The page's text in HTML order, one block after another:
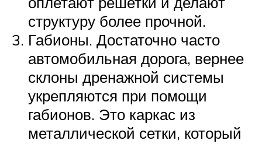
структуру более прочной.
Габионы. Достаточно часто
автомобильная дорога, вернее
склоны дренажной системы
укрепляются при помощи
габионов. Это каркас из
металлической сетки, который